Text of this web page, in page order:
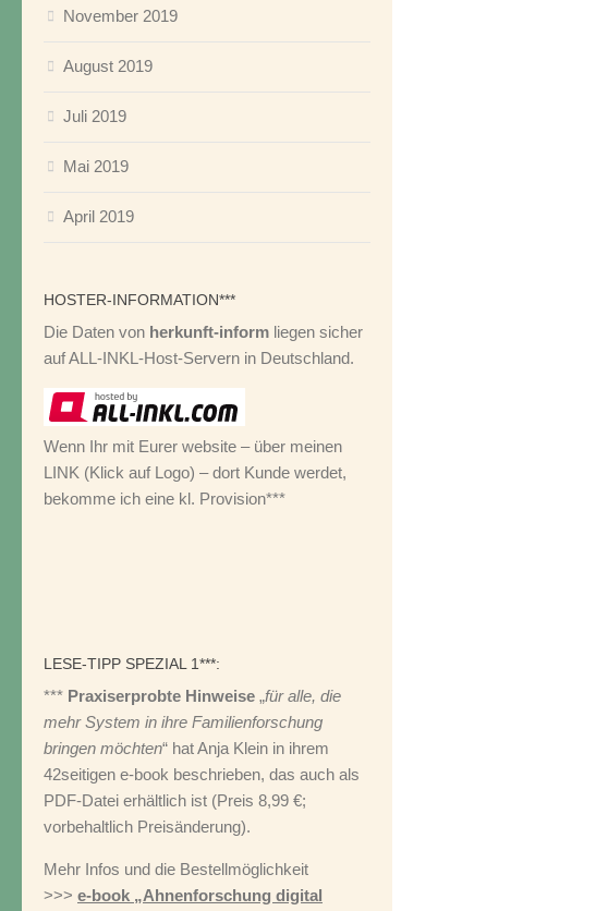
November 2019
August 2019
Juli 2019
Mai 2019
April 2019
HOSTER-INFORMATION***
Die Daten von herkunft-inform liegen sicher
auf ALL-INKL-Host-Servern in Deutschland.
Wenn Ihr mit Eurer website – über meinen
LINK (Klick auf Logo) – dort Kunde werdet,
bekomme ich eine kl. Provision***
LESE-TIPP SPEZIAL 1***:
*** Praxiserprobte Hinweise „für alle, die
mehr System in ihre Familienforschung
bringen möchten“ hat Anja Klein in ihrem
42seitigen e-book beschrieben, das auch als
PDF-Datei erhältlich ist (Preis 8,99 €;
vorbehaltlich Preisänderung).
Mehr Infos und die Bestellmöglichkeit
>>> e-book „Ahnenforschung digital